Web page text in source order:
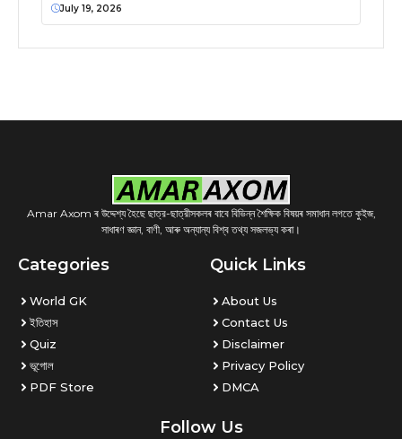
July 19, 2026
Amar Axom ৰ উদ্দেশ্য হৈছে ছাত্র-ছাত্রীসকলৰ বাবে বিভিন্ন শৈক্ষিক বিষয়ৰ সমাধান লগতে কুইজ,
সাধাৰণ জ্ঞান, বাণী, আৰু অন্যান্য বিশ্ব তথ্য সজলভ্য কৰা।
Categories
World GK
ইতিহাস
Quiz
ভূগোল
PDF Store
Quick Links
About Us
Contact Us
Disclaimer
Privacy Policy
DMCA
Follow Us